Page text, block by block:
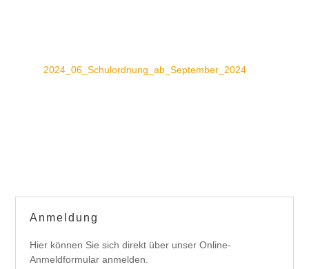
2024_06_Schulordnung_ab_September_2024
Anmeldung
Hier können Sie sich direkt über unser Online-
Anmeldformular anmelden.